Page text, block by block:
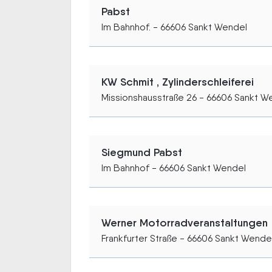
Pabst
Im Bahnhof. - 66606 Sankt Wendel
KW Schmit , Zylinderschleiferei
Missionshausstraße 26 - 66606 Sankt
Siegmund Pabst
Im Bahnhof - 66606 Sankt Wendel
Werner Motorradveranstaltungen
Frankfurter Straße - 66606 Sankt